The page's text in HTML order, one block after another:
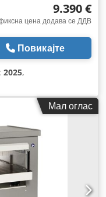
9.390 €
цена додава се ДДВ
Повикајте
2025,
Мал оглас